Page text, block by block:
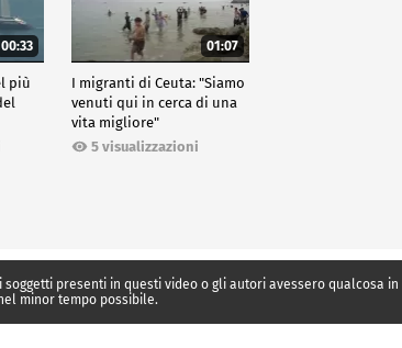
00:33
più
01:07
I migranti di Ceuta: "Siamo
venuti qui in cerca di una
vita migliore"
5 visualizzazioni
presenti in questi video o gli autori avessero qualcosa
minor tempo possibile.